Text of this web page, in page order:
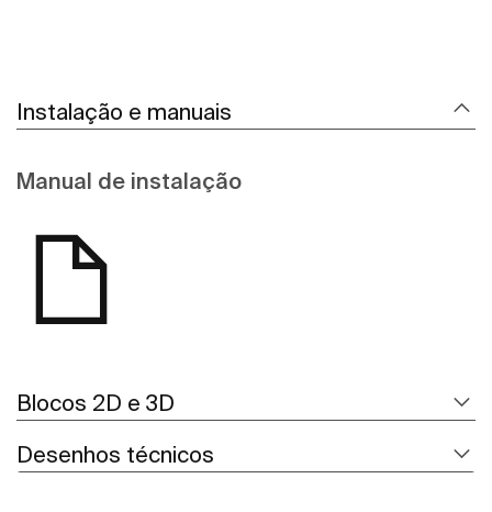
Instalação e manuais
Manual de instalação
Blocos 2D e 3D
Desenhos técnicos